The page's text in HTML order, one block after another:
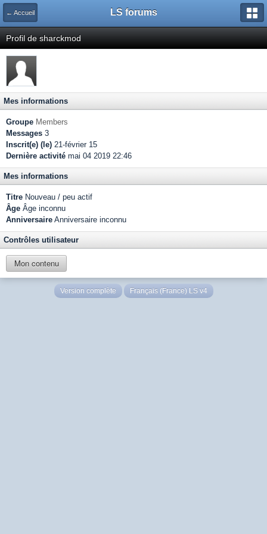
← Accueil LS forums
Profil de sharckmod
Mes informations
Groupe Members
Messages 3
Inscrit(e) (le) 21-février 15
Dernière activité mai 04 2019 22:46
Mes informations
Titre Nouveau / peu actif
Âge Âge inconnu
Anniversaire Anniversaire inconnu
Contrôles utilisateur
Mon contenu
Version complète Français (France) LS v4